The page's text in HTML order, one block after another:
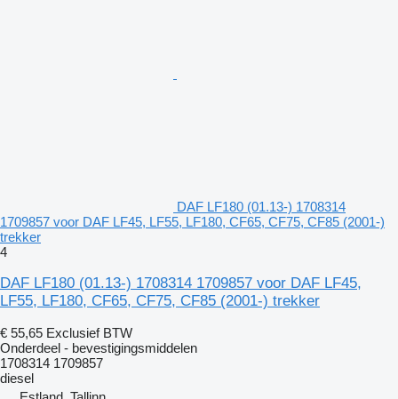
DAF LF180 (01.13-) 1708314
1709857 voor DAF LF45, LF55, LF180, CF65, CF75, CF85 (2001-)
trekker
4
DAF LF180 (01.13-) 1708314 1709857 voor DAF LF45,
LF55, LF180, CF65, CF75, CF85 (2001-) trekker
€ 55,65 Exclusief BTW
Onderdeel - bevestigingsmiddelen
1708314 1709857
diesel